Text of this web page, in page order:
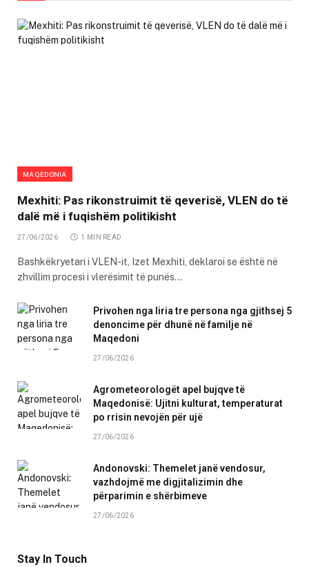
MAQEDONIA
Mexhiti: Pas rikonstruimit të qeverisë, VLEN do të
dalë më i fuqishëm politikisht
27/06/2026 1 MIN READ
Bashkëkryetari i VLEN-it, Izet Mexhiti, deklaroi se është në
zhvillim procesi i vlerësimit të punës…
Privohen nga liria tre persona nga gjithsej 5
denoncime për dhunë në familje në
Maqedoni
27/06/2026
Agrometeorologët apel bujqve të
Maqedonisë: Ujitni kulturat, temperaturat
po rrisin nevojën për ujë
27/06/2026
Andonovski: Themelet janë vendosur,
vazhdojmë me digjitalizimin dhe
përparimin e shërbimeve
27/06/2026
Stay In Touch